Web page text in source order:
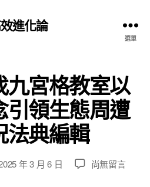
進化論
選單
九宮格教室以
引領生態周遭
法典編輯
年 3 月 6 日
在
尚無留言